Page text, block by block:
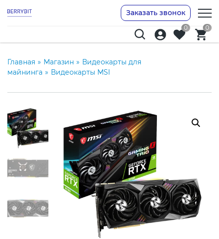
Заказать звонок
0 0
Главная » Магазин » Видеокарты для
майнинга » Видеокарты MSI